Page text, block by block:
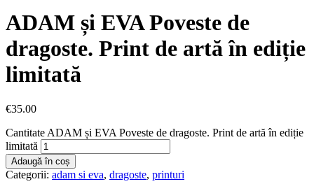
ADAM și EVA Poveste de
dragoste. Print de artă în ediție
limitată
€35.00
Cantitate ADAM și EVA Poveste de dragoste. Print de artă în ediție
limitată
Adaugă în coș
Categorii: adam si eva, dragoste, printuri